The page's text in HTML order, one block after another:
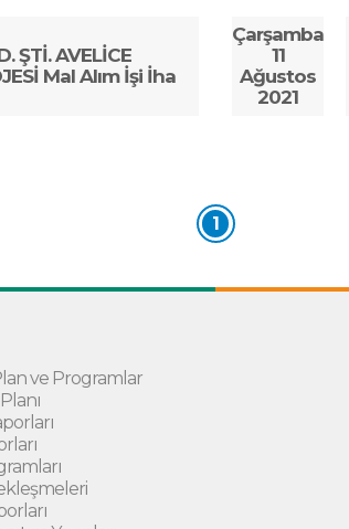
ŞTİ. AVELİCE
Mal Alım İşi İha
Çarşamba
11
Ağustos
2021
1
ve Programlar